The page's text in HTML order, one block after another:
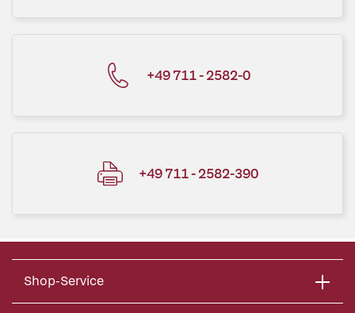
+49 711 - 2582-0
+49 711 - 2582-390
Shop-Service